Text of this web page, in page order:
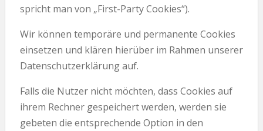
spricht man von „First-Party Cookies“).
Wir können temporäre und permanente Cookies
einsetzen und klären hierüber im Rahmen unserer
Datenschutzerklärung auf.
Falls die Nutzer nicht möchten, dass Cookies auf
ihrem Rechner gespeichert werden, werden sie
gebeten die entsprechende Option in den